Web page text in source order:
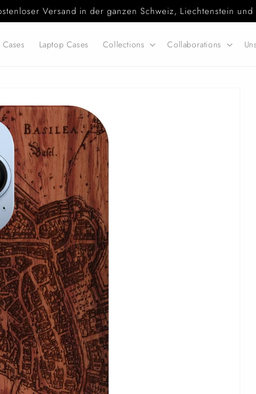
Versand in der ganzen Schweiz, Liechtenstein und
Cases Laptop Cases Collections Collaborations